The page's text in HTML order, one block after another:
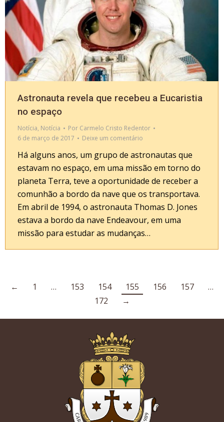
Astronauta revela que recebeu a Eucaristia
no espaço
Notícia, Notícia Por Carmelo Cristo Redentor
6 de março de 2017
Deixe um comentário
Há alguns anos, um grupo de astronautas que
estavam no espaço, em uma missão em torno do
planeta Terra, teve a oportunidade de receber a
comunhão a bordo da nave que os transportava.
Em abril de 1994, o astronauta Thomas D. Jones
estava a bordo da nave Endeavour, em uma
missão para estudar as mudanças…
← 1 … 153 154 155 156 157
…
172
→